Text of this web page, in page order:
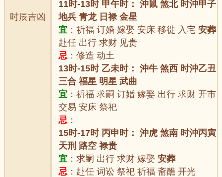
时辰吉凶
11时-13时 甲午时： 沖鼠 煞北 时沖甲子
地兵 青龙 日禄 金星
宜 ：祈福 订婚 嫁娶 安床 移徙 入宅安葬
赴任 出行 求财 见贵
忌 ：修造 动土
13时-15时 乙未时： 沖牛 煞西 时沖乙丑
三合 福星 明星 武曲
宜 ：祈福 求嗣 订婚 嫁娶 出行 求财 开市
交易 安床 祭祀
忌 ：
15时-17时 丙申时： 沖虎 煞南 时沖丙寅
天刑 路空 禄贵
宜 ：求嗣 出行 求财 嫁娶安葬
忌 ：赴任 词讼 祭祀 祈福 斋醮 开光